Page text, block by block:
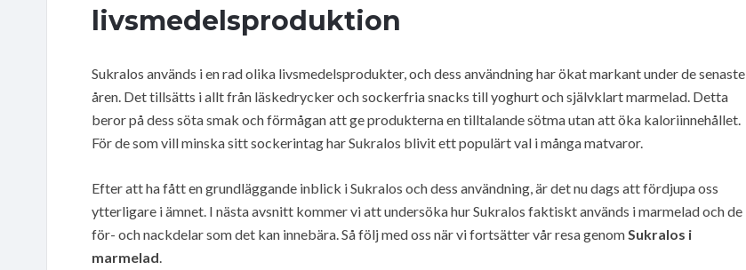
livsmedelsproduktion
Sukralos används i en rad olika livsmedelsprodukter, och dess användning har ökat markant under de senaste
åren. Det tillsätts i allt från läskedrycker och sockerfria snacks till yoghurt och självklart marmelad. Detta
beror på dess söta smak och förmågan att ge produkterna en tilltalande sötma utan att öka kaloriinnehållet.
För de som vill minska sitt sockerintag har Sukralos blivit ett populärt val i många matvaror.
Efter att ha fått en grundläggande inblick i Sukralos och dess användning, är det nu dags att fördjupa oss
ytterligare i ämnet. I nästa avsnitt kommer vi att undersöka hur Sukralos faktiskt används i marmelad och de
för- och nackdelar som det kan innebära. Så följ med oss när vi fortsätter vår resa genomSukralos i
marmelad.